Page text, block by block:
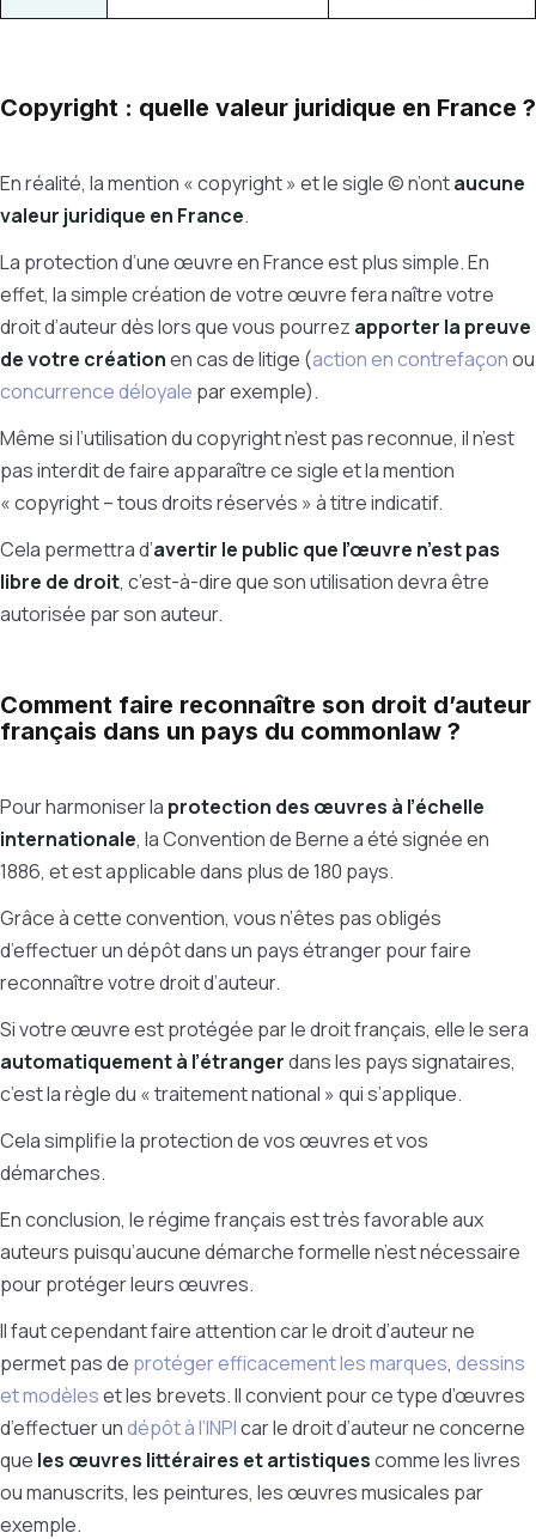
Copyright : quelle valeur juridique en France ?
En réalité, la mention « copyright » et le sigle © n’ontaucune
valeur juridique en France.
La protection d’une œuvre en France est plus simple. En
effet, la simple création de votre œuvre fera naître votre
droit d’auteur dès lors que vous pourrez apporter la preuve
de votre créationen cas de litige (action en contrefaçonou
concurrence déloyale par exemple).
Même si l’utilisation du copyright n’est pas reconnue, il n’est
pas interdit de faire apparaître ce sigle et la mention
« copyright – tous droits réservés » à titre indicatif.
Cela permettra d’avertir le public que l’œuvre n’est pas
libre de droit, c’est-à-dire que son utilisation devra être
autorisée par son auteur.
Comment faire reconnaître son droit d’auteur
français dans un pays du commonlaw ?
Pour harmoniser la protection des œuvres à l’échelle
internationale, la Convention de Berne a été signée en
1886, et est applicable dans plus de 180 pays.
Grâce à cette convention, vous n’êtes pas obligés
d’effectuer un dépôt dans un pays étranger pour faire
reconnaître votre droit d’auteur.
Si votre œuvre est protégée par le droit français, elle le sera
automatiquement à l’étrangerdans les pays signataires,
c’est la règle du « traitement national » qui s’applique.
Cela simplifie la protection de vos œuvres et vos
démarches.
En conclusion, le régime français est très favorable aux
auteurs puisqu’aucune démarche formelle n’est nécessaire
pour protéger leurs œuvres.
Il faut cependant faire attention car le droit d’auteur ne
permet pas de protéger efficacement les marques, dessins
et modèleset les brevets. Il convient pour ce type d’œuvres
d’effectuer undépôt à l’INPIcar le droit d’auteur ne concerne
que les œuvres littéraires et artistiquescomme les livres
ou manuscrits, les peintures, les œuvres musicales par
exemple.